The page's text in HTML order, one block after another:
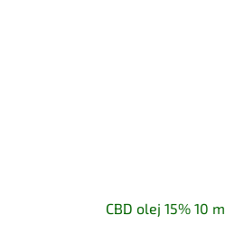
CBD olej 15% 10